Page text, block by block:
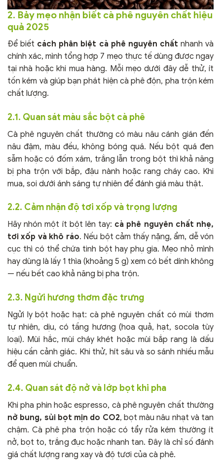
2. Bảy mẹo nhận biết cà phê nguyên chất hiệu
quả 2025
Để biết cách phân biệt cà phê nguyên chất nhanh và
chính xác, mình tổng hợp 7 mẹo thực tế dùng được ngay
tại nhà hoặc khi mua hàng. Mỗi mẹo dưới đây dễ thử, ít
tốn kém và giúp bạn phát hiện cà phê độn, pha trộn kém
chất lượng.
2.1. Quan sát màu sắc bột cà phê
Cà phê nguyên chất thường có màu nâu cánh gián đến
nâu đậm, màu đều, không bóng quá. Nếu bột quá đen
sẫm hoặc có đốm xám, trắng lẫn trong bột thì khả năng
bị pha trộn với bắp, đậu nành hoặc rang cháy cao. Khi
mua, soi dưới ánh sáng tự nhiên để đánh giá màu thật.
2.2. Cảm nhận độ tơi xốp và trọng lượng
Hãy nhón một ít bột lên tay: cà phê nguyên chất nhẹ,
tơi xốp và khô ráo. Nếu bột cảm thấy nặng, ẩm, dễ vón
cục thì có thể chứa tinh bột hay phụ gia. Mẹo nhỏ mình
hay dùng là lấy 1 thìa (khoảng 5 g) xem có bết dính không
— nếu bết cao khả năng bị pha trộn.
2.3. Ngửi hương thơm đặc trưng
Ngửi ly bột hoặc hạt: cà phê nguyên chất có mùi thơm
tự nhiên, dịu, có tầng hương (hoa quả, hạt, socola tùy
loại). Mùi hắc, mùi cháy khét hoặc mùi bắp rang là dấu
hiệu cần cảnh giác. Khi thử, hít sâu và so sánh nhiều mẫu
để quen mùi chuẩn.
2.4. Quan sát độ nở và lớp bọt khi pha
Khi pha phin hoặc espresso, cà phê nguyên chất thường
nở bung, sủi bọt mịn do CO2, bọt màu nâu nhạt và tan
chậm. Cà phê pha trộn hoặc có tẩy rửa kém thường ít
nở, bọt to, trắng đục hoặc nhanh tan. Đây là chỉ số đánh
giá chất lượng rang xay và độ tươi của cà phê.